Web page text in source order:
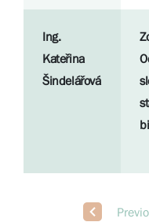
Ing.
Kateřina
Šindelářová